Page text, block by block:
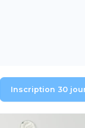
Inscription 30